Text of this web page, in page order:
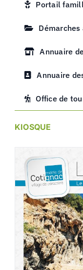
Portail
Annuaire
Annuaire
Office de
KIOSQUE